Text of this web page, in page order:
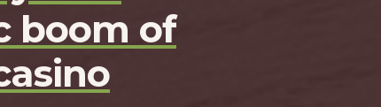
boom of